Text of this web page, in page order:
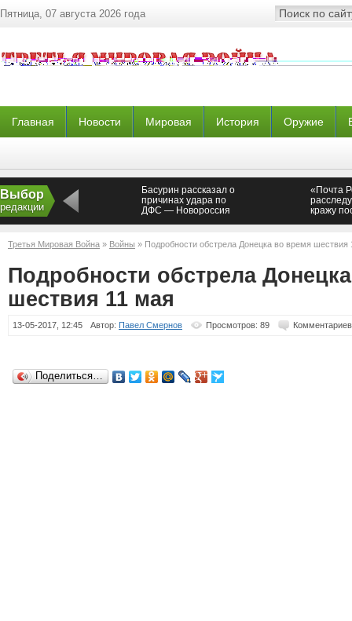
Пятница, 07 августа 2026 года
Главная Новости Мировая История Оружие
Выбор
редакции
Басурин рассказал о
причинах удара по
ДФС — Новороссия
«Почта
кражу
Третья Мировая Война » Войны » Подробности обстрела Донецка во время шествия
Подробности обстрела
шествия 11 мая
13-05-2017, 12:45 Автор: Павел Смернов Просмотров: 89
Поделиться…